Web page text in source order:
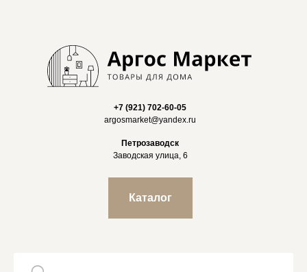
+7 (921) 702-60-05
argosmarket@yandex.ru
Петрозаводск
Заводская улица, 6
Каталог